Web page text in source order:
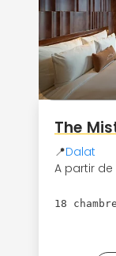
The
📍Dalat
A partir de
18